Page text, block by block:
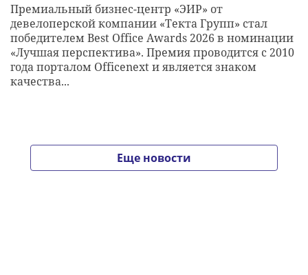
Премиальный бизнес-центр «ЭИР» от
девелоперской компании «Текта Групп» стал
победителем Best Office Awards 2026 в номинации
«Лучшая перспектива». Премия проводится с 2010
года порталом Officenext и является знаком
качества...
Еще новости